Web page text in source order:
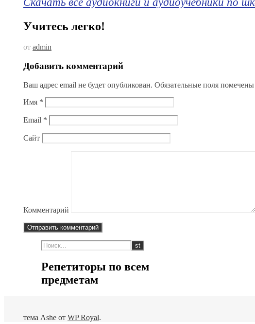
Учитесь легко!
от admin
Добавить комментарий
Ваш адрес email не будет опубликован. Обязательные поля помечены
Имя *
Email *
Сайт
Комментарий
Репетиторы по всем
предметам
тема Ashe от WP Royal.